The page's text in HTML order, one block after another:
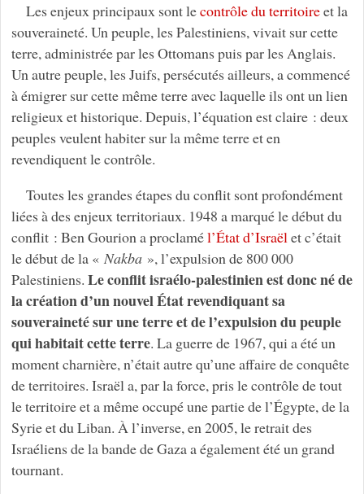
Les enjeux principaux sont lecontrôle du territoireet la
souveraineté. Un peuple, les Palestiniens, vivait sur cette
terre, administrée par les Ottomans puis par les Anglais.
Un autre peuple, les Juifs, persécutés ailleurs, a commencé
à émigrer sur cette même terre avec laquelle ils ont un lien
religieux et historique. Depuis, l’équation est claire : deux
peuples veulent habiter sur la même terre et en
revendiquent le contrôle.
Toutes les grandes étapes du conflit sont profondément
liées à des enjeux territoriaux. 1948 a marqué le début du
conflit : Ben Gourion a proclamél’État d’Israëlet c’était
le début de la « Nakba», l’expulsion de 800 000
Palestiniens. Le conflit israélo-palestinien est donc né de
la création d’un nouvel État revendiquant sa
souveraineté sur une terre et de l’expulsion du peuple
qui habitait cette terre. La guerre de 1967, qui a été un
moment charnière, n’était autre qu’une affaire de conquête
de territoires. Israël a, par la force, pris le contrôle de tout
le territoire et a même occupé une partie de l’Égypte, de la
Syrie et du Liban. À l’inverse, en 2005, le retrait des
Israéliens de la bande de Gaza a également été un grand
tournant.